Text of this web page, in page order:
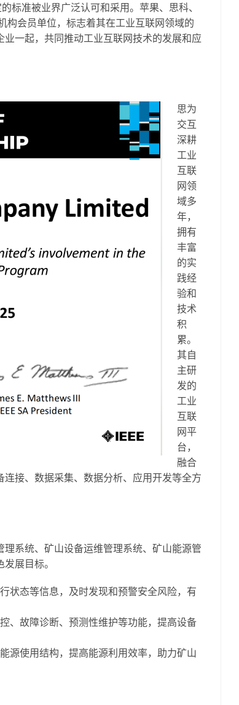
标准被业界广泛认可和采用。苹果、思科、
构会员单位，标志着其在工业互联网领域的
一起，共同推动工业互联网技术的发展和应
思为
交互
深耕
工业
互联
网领
域多
年，
拥有
丰富
的实
践经
验和
技术
积
累。
其自
主研
发的
工业
互联
网平
台，
融合
接、数据采集、数据分析、应用开发等全方
系统、矿山设备运维管理系统、矿山能源管
展目标。
状态等信息，及时发现和预警安全风险，有
、故障诊断、预测性维护等功能，提高设备
源使用结构，提高能源利用效率，助力矿山